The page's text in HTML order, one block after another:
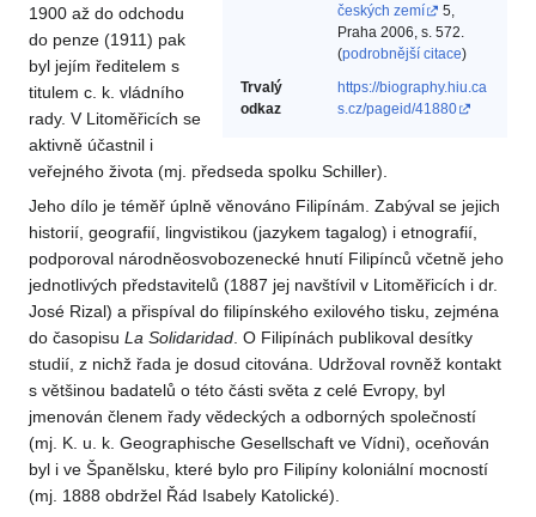
českých zemí
5,
Praha 2006, s. 572.
(podrobnější citace)
Trvalý
odkaz
https://biography.hiu.ca
s.cz/pageid/41880
1900 až do odchodu
do penze (1911) pak
byl jejím ředitelem s
titulem c. k. vládního
rady. V Litoměřicích se
aktivně účastnil i
veřejného života (mj. předseda spolku Schiller).
Jeho dílo je téměř úplně věnováno Filipínám. Zabýval se jejich
historií, geografií, lingvistikou (jazykem tagalog) i etnografií,
podporoval národněosvobozenecké hnutí Filipínců včetně jeho
jednotlivých představitelů (1887 jej navštívil v Litoměřicích i dr.
José Rizal) a přispíval do filipínského exilového tisku, zejména
do časopisu La Solidaridad . O Filipínách publikoval desítky
studií, z nichž řada je dosud citována. Udržoval rovněž kontakt
s většinou badatelů o této části světa z celé Evropy, byl
jmenován členem řady vědeckých a odborných společností
(mj. K. u. k. Geographische Gesellschaft ve Vídni), oceňován
byl i ve Španělsku, které bylo pro Filipíny koloniální mocností
(mj. 1888 obdržel Řád Isabely Katolické).